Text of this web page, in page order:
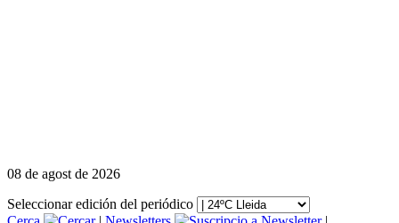
08 de agost de 2026
Seleccionar edición del periódico